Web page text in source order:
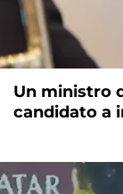
Un ministro
candidato a